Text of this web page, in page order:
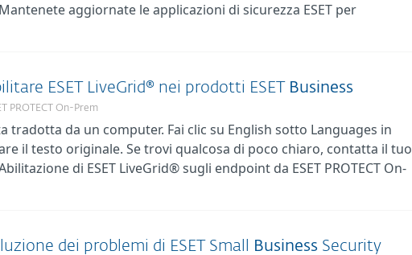
aggiornate le applicazioni di sicurezza ESET per
ESET LiveGrid® nei prodotti ESET Business
PROTECT On-Prem
tradotta da un computer. Fai clic su English sotto Languages in
il testo originale. Se trovi qualcosa di poco chiaro, contatta il tuo
di ESET LiveGrid® sugli endpoint da ESET PROTECT On-
dei problemi di ESET Small Business Security